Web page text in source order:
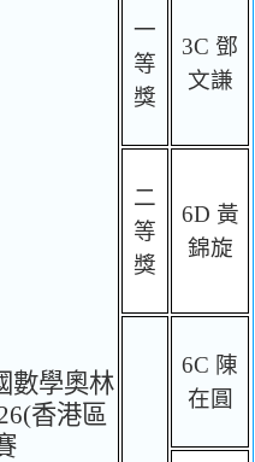
數學奧林
香港區
一
等
獎
3C 鄧
文謙
二
等
獎
6D 黃
錦旋
6C 陳
在圓